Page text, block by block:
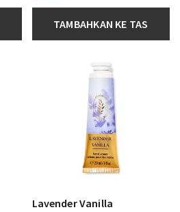
TAMBAHKAN KE TAS
Lavender Vanilla